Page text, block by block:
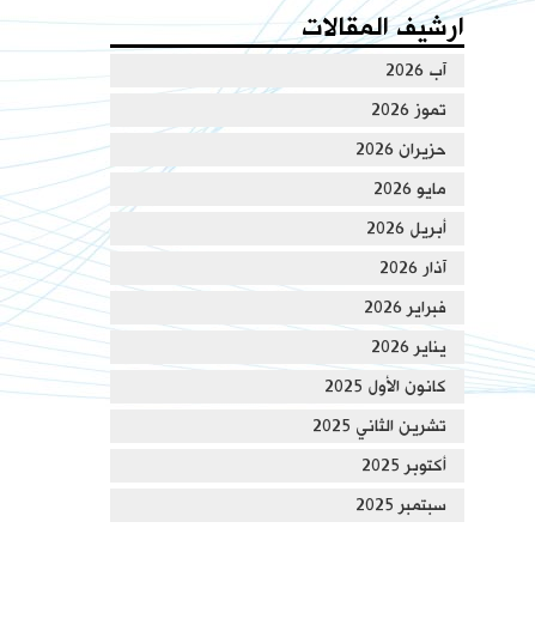
ارشيف المقالات
آب 2026
تموز 2026
حزيران 2026
مايو 2026
أبريل 2026
آذار 2026
فبراير 2026
يناير 2026
كانون الأول 2025
تشرين الثاني 2025
أكتوبر 2025
سبتمبر 2025